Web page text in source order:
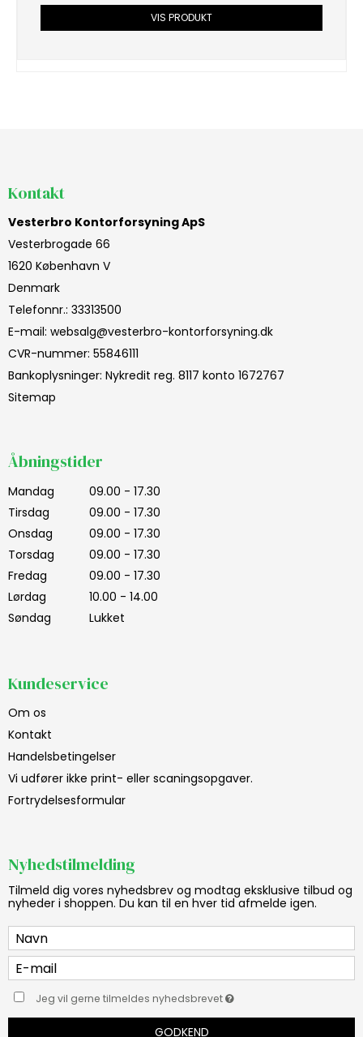
VIS PRODUKT
Kontakt
Vesterbro Kontorforsyning ApS
Vesterbrogade 66
1620 København V
Denmark
Telefonnr.: 33313500
E-mail: websalg@vesterbro-kontorforsyning.dk
CVR-nummer: 55846111
Bankoplysninger: Nykredit reg. 8117 konto 1672767
Sitemap
Åbningstider
Mandag
09.00 - 17.30
Tirsdag
09.00 - 17.30
Onsdag
09.00 - 17.30
Torsdag
09.00 - 17.30
Fredag
09.00 - 17.30
Lørdag
10.00 - 14.00
Søndag
Lukket
Kundeservice
Om os
Kontakt
Handelsbetingelser
Vi udfører ikke print- eller scaningsopgaver.
Fortrydelsesformular
Nyhedstilmelding
Tilmeld dig vores nyhedsbrev og modtag eksklusive tilbud og
nyheder i shoppen. Du kan til en hver tid afmelde igen.
Jeg vil gerne tilmeldes nyhedsbrevet
GODKEND